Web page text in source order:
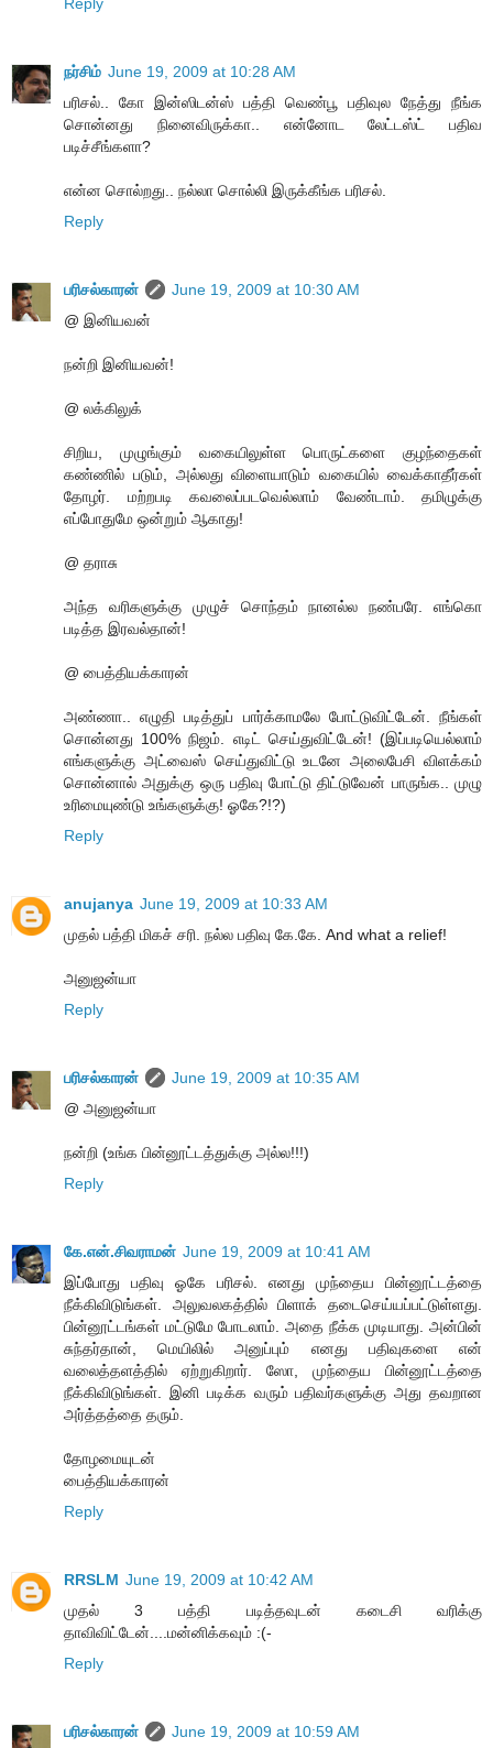
நர்சிம் June 19, 2009 at 10:28 AM
பரிசல்.. கோ இன்ஸிடன்ஸ் பத்தி வெண்பூ பதிவுல நேத்து நீங்க
சொன்னது நினைவிருக்கா.. என்னோட லேட்டஸ்ட் பதிவ
படிச்சீங்களா?
என்ன சொல்றது.. நல்லா சொல்லி இருக்கீங்க பரிசல்.
Reply
பரிசல்காரன்
June 19, 2009 at 10:30 AM
@ இனியவன்
நன்றி இனியவன்!
@ லக்கிலுக்
சிறிய, முழுங்கும் வகையிலுள்ள பொருட்களை குழந்தைகள்
கண்ணில் படும், அல்லது விளையாடும் வகையில் வைக்காதீர்கள்
தோழர். மற்றபடி கவலைப்படவெல்லாம் வேண்டாம். தமிழுக்கு
எப்போதுமே ஒன்றும் ஆகாது!
@ தராசு
அந்த வரிகளுக்கு முழுச் சொந்தம் நானல்ல நண்பரே. எங்கொ
படித்த இரவல்தான்!
@ பைத்தியக்காரன்
அண்ணா.. எழுதி படித்துப் பார்க்காமலே போட்டுவிட்டேன். நீங்கள்
சொன்னது 100% நிஜம். எடிட் செய்துவிட்டேன்! (இப்படியெல்லாம்
எங்களுக்கு அட்வைஸ் செய்துவிட்டு உடனே அலைபேசி விளக்கம்
சொன்னால் அதுக்கு ஒரு பதிவு போட்டு திட்டுவேன் பாருங்க.. முழு
உரிமையுண்டு உங்களுக்கு! ஓகே?!?)
Reply
anujanya June 19, 2009 at 10:33 AM
முதல் பத்தி மிகச் சரி. நல்ல பதிவு கே.கே. And what a relief!
அனுஜன்யா
Reply
பரிசல்காரன்
June 19, 2009 at 10:35 AM
@ அனுஜன்யா
நன்றி (உங்க பின்னூட்டத்துக்கு அல்ல!!!)
Reply
கே.என்.சிவராமன் June 19, 2009 at 10:41 AM
இப்போது பதிவு ஓகே பரிசல். எனது முந்தைய பின்னூட்டத்தை
நீக்கிவிடுங்கள். அலுவலகத்தில் பிளாக் தடைசெய்யப்பட்டுள்ளது.
பின்னூட்டங்கள் மட்டுமே போடலாம். அதை நீக்க முடியாது. அன்பின்
சுந்தர்தான், மெயிலில் அனுப்பும் எனது பதிவுகளை என்
வலைத்தளத்தில் ஏற்றுகிறார். ஸோ, முந்தைய பின்னூட்டத்தை
நீக்கிவிடுங்கள். இனி படிக்க வரும் பதிவர்களுக்கு அது தவறான
அர்த்தத்தை தரும்.
தோழமையுடன்
பைத்தியக்காரன்
Reply
RRSLM June 19, 2009 at 10:42 AM
முதல் 3 பத்தி படித்தவுடன் கடைசி வரிக்கு
தாவிவிட்டேன்....மன்னிக்கவும் :(-
Reply
பரிசல்காரன்
June 19, 2009 at 10:59 AM